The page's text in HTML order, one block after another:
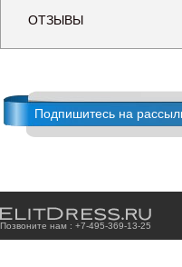
ОТЗЫВЫ
Подпишитесь на
Позвоните нам : +7-495-369-13-25